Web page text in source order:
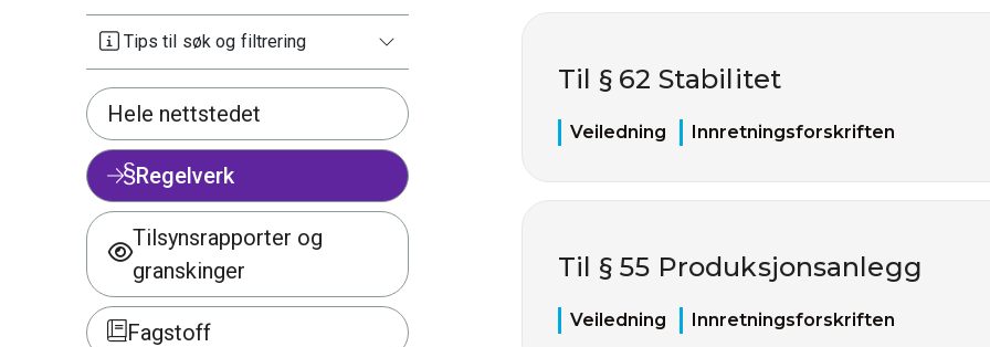
Tips til søk og filtrering
Hele nettstedet
Regelverk
Tilsynsrapporter og
granskinger
Fagstoff
Til § 62 Stabilitet
Veiledning Innretningsforskriften
Til § 55 Produksjonsanlegg
Veiledning Innretningsforskriften